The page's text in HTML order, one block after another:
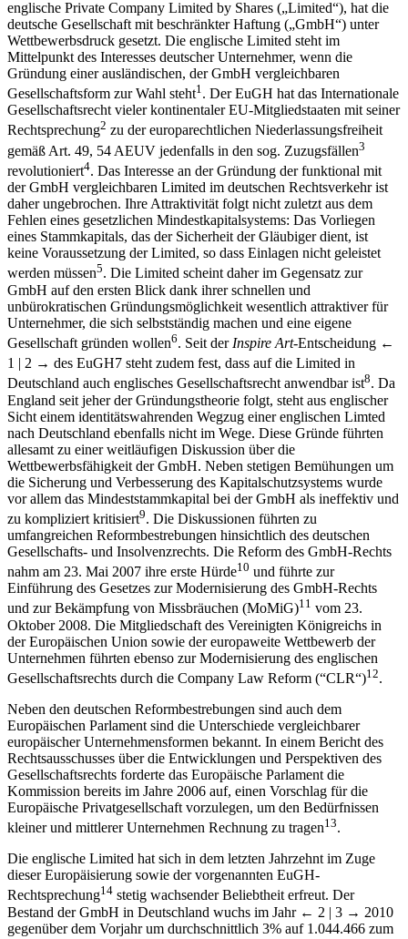
englische Private Company Limited by Shares („Limited“), hat die
deutsche Gesellschaft mit beschränkter Haftung („GmbH“) unter
Wettbewerbsdruck gesetzt. Die englische Limited steht im
Mittelpunkt des Interesses deutscher Unternehmer, wenn die
Gründung einer ausländischen, der GmbH vergleichbaren
Gesellschaftsform zur Wahl steht1 . Der EuGH hat das Internationale
Gesellschaftsrecht vieler kontinentaler EU-Mitgliedstaaten mit seiner
Rechtsprechung2 zu der europarechtlichen Niederlassungsfreiheit
gemäß Art. 49, 54 AEUV jedenfalls in den sog. Zuzugsfällen3
revolutioniert4. Das Interesse an der Gründung der funktional mit
der GmbH vergleichbaren Limited im deutschen Rechtsverkehr ist
daher ungebrochen. Ihre Attraktivität folgt nicht zuletzt aus dem
Fehlen eines gesetzlichen Mindestkapitalsystems: Das Vorliegen
eines Stammkapitals, das der Sicherheit der Gläubiger dient, ist
keine Voraussetzung der Limited, so dass Einlagen nicht geleistet
werden müssen5. Die Limited scheint daher im Gegensatz zur
GmbH auf den ersten Blick dank ihrer schnellen und
unbürokratischen Gründungsmöglichkeit wesentlich attraktiver für
Unternehmer, die sich selbstständig machen und eine eigene
Gesellschaft gründen wollen6. Seit der Inspire Art-Entscheidung ←
1 | 2 → des EuGH7 steht zudem fest, dass auf die Limited in
Deutschland auch englisches Gesellschaftsrecht anwendbar ist8. Da
England seit jeher der Gründungstheorie folgt, steht aus englischer
Sicht einem identitätswahrenden Wegzug einer englischen Limted
nach Deutschland ebenfalls nicht im Wege. Diese Gründe führten
allesamt zu einer weitläufigen Diskussion über die
Wettbewerbsfähigkeit der GmbH. Neben stetigen Bemühungen um
die Sicherung und Verbesserung des Kapitalschutzsystems wurde
vor allem das Mindeststammkapital bei der GmbH als ineffektiv und
zu kompliziert kritisiert9. Die Diskussionen führten zu
umfangreichen Reformbestrebungen hinsichtlich des deutschen
Gesellschafts- und Insolvenzrechts. Die Reform des GmbH-Rechts
nahm am 23. Mai 2007 ihre erste Hürde10 und führte zur
Einführung des Gesetzes zur Modernisierung des GmbH-Rechts
und zur Bekämpfung von Missbräuchen (MoMiG)11 vom 23.
Oktober 2008. Die Mitgliedschaft des Vereinigten Königreichs in
der Europäischen Union sowie der europaweite Wettbewerb der
Unternehmen führten ebenso zur Modernisierung des englischen
Gesellschaftsrechts durch die Company Law Reform (“CLR“)12.
Neben den deutschen Reformbestrebungen sind auch dem
Europäischen Parlament sind die Unterschiede vergleichbarer
europäischer Unternehmensformen bekannt. In einem Bericht des
Rechtsausschusses über die Entwicklungen und Perspektiven des
Gesellschaftsrechts forderte das Europäische Parlament die
Kommission bereits im Jahre 2006 auf, einen Vorschlag für die
Europäische Privatgesellschaft vorzulegen, um den Bedürfnissen
kleiner und mittlerer Unternehmen Rechnung zu tragen13.
Die englische Limited hat sich in dem letzten Jahrzehnt im Zuge
dieser Europäisierung sowie der vorgenannten EuGH-
Rechtsprechung14 stetig wachsender Beliebtheit erfreut. Der
Bestand der GmbH in Deutschland wuchs im Jahr ← 2 | 3 → 2010
gegenüber dem Vorjahr um durchschnittlich 3% auf 1.044.466 zum